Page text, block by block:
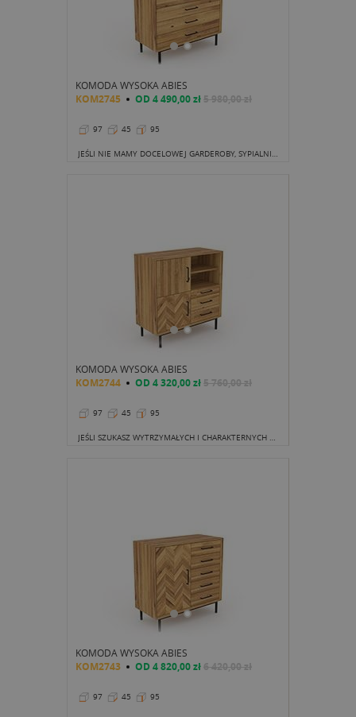
KOMODA WYSOKA ABIES
KOM2745 OD 4 490,00 zł5 980,00 zł
97 45 95
JEŚLI NIE MAMY DOCELOWEJ GARDEROBY, SYPIALNIA PODZIĘKUJE NAM ZA TĘ KOMODĘ. PIĘĆ SZUFLAD TO NAPRAWDĘ SPORO MIEJSCA DO PRZECHOWYWANIA BIELIZNY.
KOMODA WYSOKA ABIES
KOM2744 OD 4 320,00 zł5 760,00 zł
97 45 95
JEŚLI SZUKASZ WYTRZYMAŁYCH I CHARAKTERNYCH MEBLI DO POKOJU NASTOLATKA, TO WŁAŚNIE ZNALAZŁEŚ.
KOMODA WYSOKA ABIES
KOM2743 OD 4 820,00 zł6 420,00 zł
97 45 95